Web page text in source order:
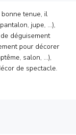
tenue, il
jupe, ...),
déguisement
pour décorer
salon, ...),
de spectacle.